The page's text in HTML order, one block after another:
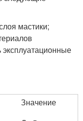
мастики;
Значение